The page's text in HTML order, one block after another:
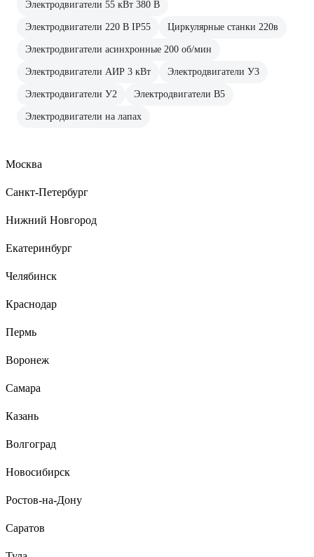
Электродвигатели 55 кВт 380 В
Электродвигатели 220 В IP55 Циркулярные станки 220в
Электродвигатели асинхронные 200 об/мин
Электродвигатели АИР 3 кВт Электродвигатели У3
Электродвигатели У2 Электродвигатели В5
Электродвигатели на лапах
Москва
Санкт-Петербург
Нижний Новгород
Екатеринбург
Челябинск
Краснодар
Пермь
Воронеж
Самара
Казань
Волгоград
Новосибирск
Ростов-на-Дону
Саратов